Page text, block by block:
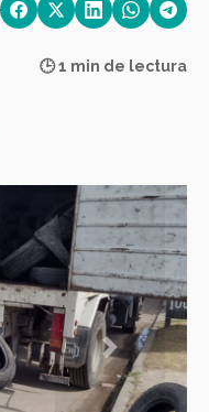
🕒 1 min de lectura
Next